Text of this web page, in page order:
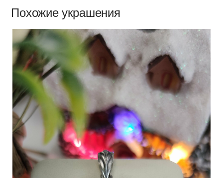
Похожие украшения